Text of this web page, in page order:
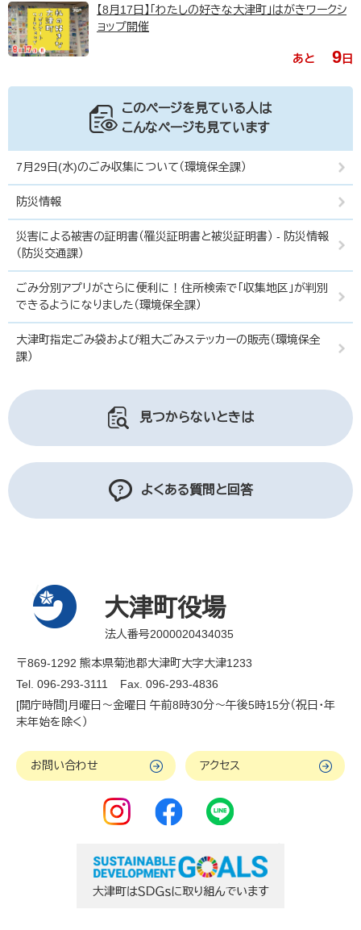
【8月17日】「わたしの好きな大津町」はがきワークシ
ョップ開催
あと 9日
このページを見ている人は
こんなページも見ています
7月29日(水)のごみ収集について（環境保全課）
防災情報
災害による被害の証明書（罹災証明書と被災証明書） - 防災情報
（防災交通課）
ごみ分別アプリがさらに便利に！住所検索で「収集地区」が判別
できるようになりました（環境保全課）
大津町指定ごみ袋および粗大ごみステッカーの販売（環境保全
課）
見つからないときは
よくある質問と回答
大津町役場
法人番号2000020434035
〒869-1292 熊本県菊池郡大津町大字大津1233
Tel. 096-293-3111
Fax. 096-293-4836
[開庁時間]月曜日～金曜日 午前8時30分～午後5時15分（祝日・年
末年始を除く）
お問い合わせ アクセス